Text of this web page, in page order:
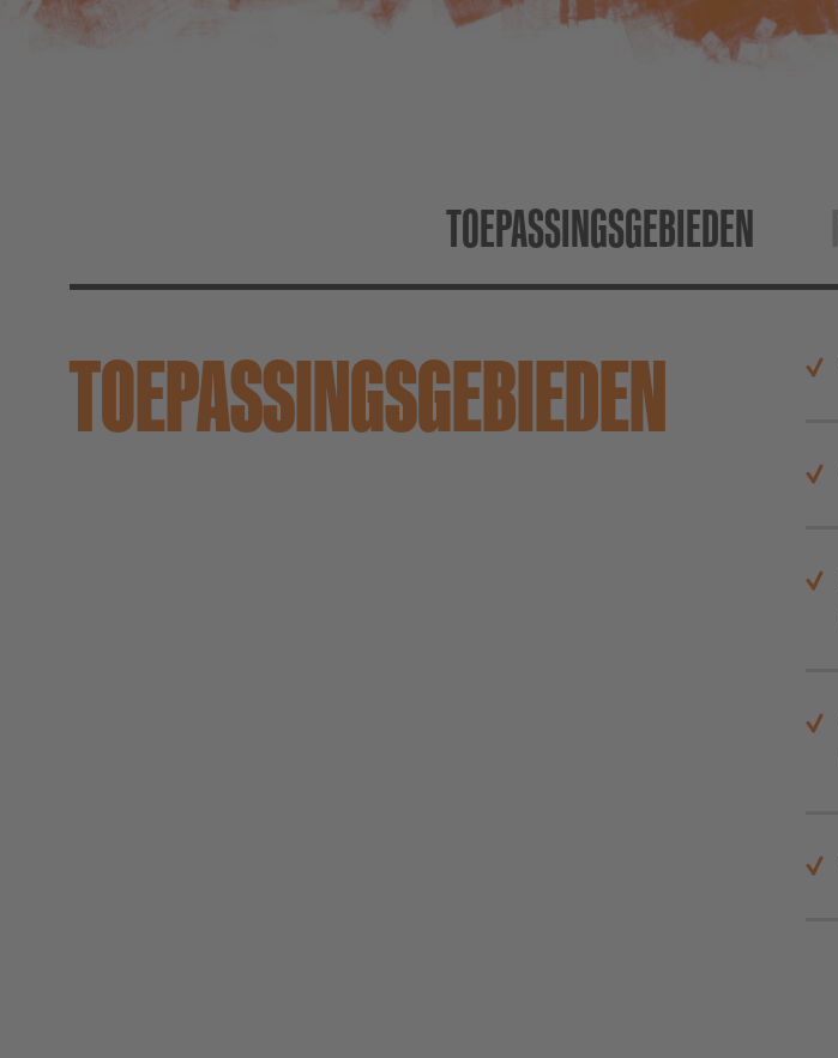
TOEPASSINGS­GEBIEDEN
TOEPASSINGS­GEBIEDEN